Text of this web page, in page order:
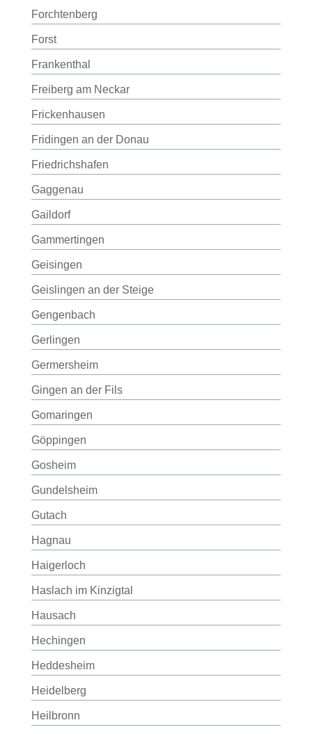
Forchtenberg
Forst
Frankenthal
Freiberg am Neckar
Frickenhausen
Fridingen an der Donau
Friedrichshafen
Gaggenau
Gaildorf
Gammertingen
Geisingen
Geislingen an der Steige
Gengenbach
Gerlingen
Germersheim
Gingen an der Fils
Gomaringen
Göppingen
Gosheim
Gundelsheim
Gutach
Hagnau
Haigerloch
Haslach im Kinzigtal
Hausach
Hechingen
Heddesheim
Heidelberg
Heilbronn